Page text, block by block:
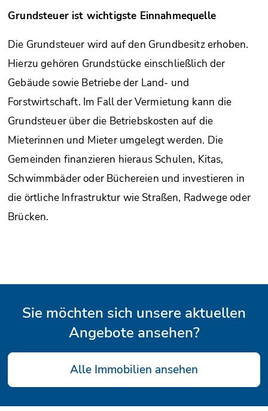
Grundsteuer ist wichtigste Einnahmequelle
Die Grundsteuer wird auf den Grundbesitz erhoben.
Hierzu gehören Grundstücke einschließlich der
Gebäude sowie Betriebe der Land- und
Forstwirtschaft. Im Fall der Vermietung kann die
Grundsteuer über die Betriebskosten auf die
Mieterinnen und Mieter umgelegt werden. Die
Gemeinden finanzieren hieraus Schulen, Kitas,
Schwimmbäder oder Büchereien und investieren in
die örtliche Infrastruktur wie Straßen, Radwege oder
Brücken.
Sie möchten sich unsere aktuellen
Angebote ansehen?
Alle Immobilien ansehen